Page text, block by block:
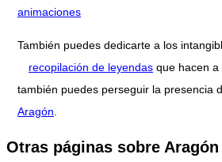
animaciones
También puedes dedicarte a los
recopilación de leyendas que hacen a
también puedes perseguir la presencia
Aragón.
Otras páginas sobre